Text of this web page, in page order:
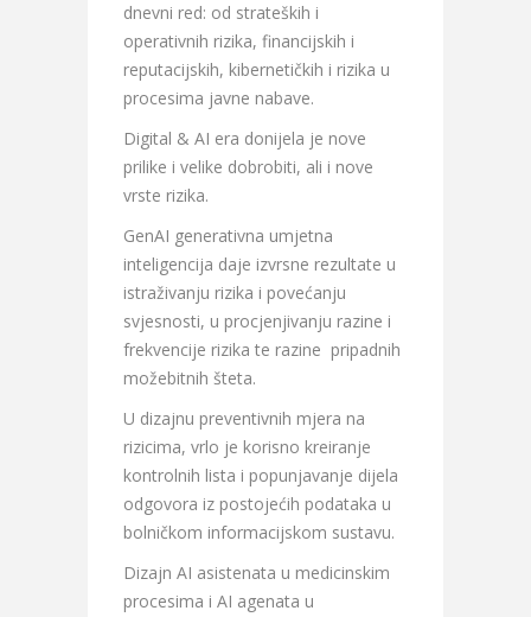
dnevni red: od strateških i
operativnih rizika, financijskih i
reputacijskih, kibernetičkih i rizika u
procesima javne nabave.
Digital & AI era donijela je nove
prilike i velike dobrobiti, ali i nove
vrste rizika.
GenAI generativna umjetna
inteligencija daje izvrsne rezultate u
istraživanju rizika i povećanju
svjesnosti, u procjenjivanju razine i
frekvencije rizika te razine pripadnih
možebitnih šteta.
U dizajnu preventivnih mjera na
rizicima, vrlo je korisno kreiranje
kontrolnih lista i popunjavanje dijela
odgovora iz postojećih podataka u
bolničkom informacijskom sustavu.
Dizajn AI asistenata u medicinskim
procesima i AI agenata u